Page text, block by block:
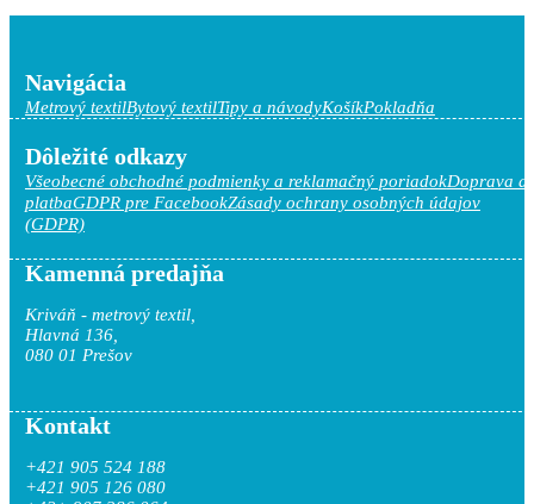
Navigácia
Metrový textilBytový textilTipy a návodyKošíkPokladňa
Dôležité odkazy
Všeobecné obchodné podmienky a reklamačný poriadokDoprava a
platbaGDPR pre FacebookZásady ochrany osobných údajov
(GDPR)
Kamenná predajňa
Kriváň - metrový textil,
Hlavná 136,
080 01 Prešov
Kontakt
+421 905 524 188
+421 905 126 080